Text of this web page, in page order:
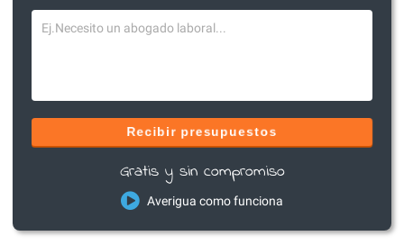
Recibir presupuestos
Gratis y sin compromiso
Averigua como funciona